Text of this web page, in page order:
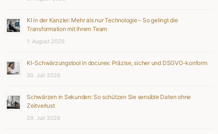
KI in der Kanzlei: Mehr als nur Technologie – So gelingt die
Transformation mit Ihrem Team
1. August 2026
KI-Schwärzungstool in docurex: Präzise, sicher und DSGVO-konform
30. Juli 2026
Schwärzen in Sekunden: So schützen Sie sensible Daten ohne
Zeitverlust
29. Juli 2026